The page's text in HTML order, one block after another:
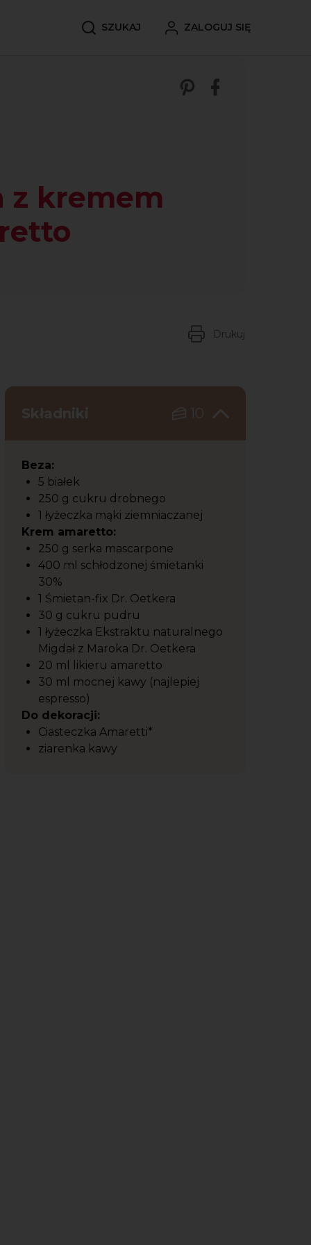
SZUKAJ ZALOGUJ SIĘ
z kremem
Zobacz nasze
Udostępnij
Drukuj
Składniki 10
Beza:
5 białek
250 g cukru drobnego
1 łyżeczka mąki ziemniaczanej
Krem amaretto:
250 g serka mascarpone
400 ml schłodzonej śmietanki
30%
1 Śmietan-fix Dr. Oetkera
30 g cukru pudru
1 łyżeczka Ekstraktu naturalnego
Migdał z Maroka Dr. Oetkera
20 ml likieru amaretto
30 ml mocnej kawy (najlepiej
espresso)
Do dekoracji:
Ciasteczka Amaretti*
ziarenka kawy